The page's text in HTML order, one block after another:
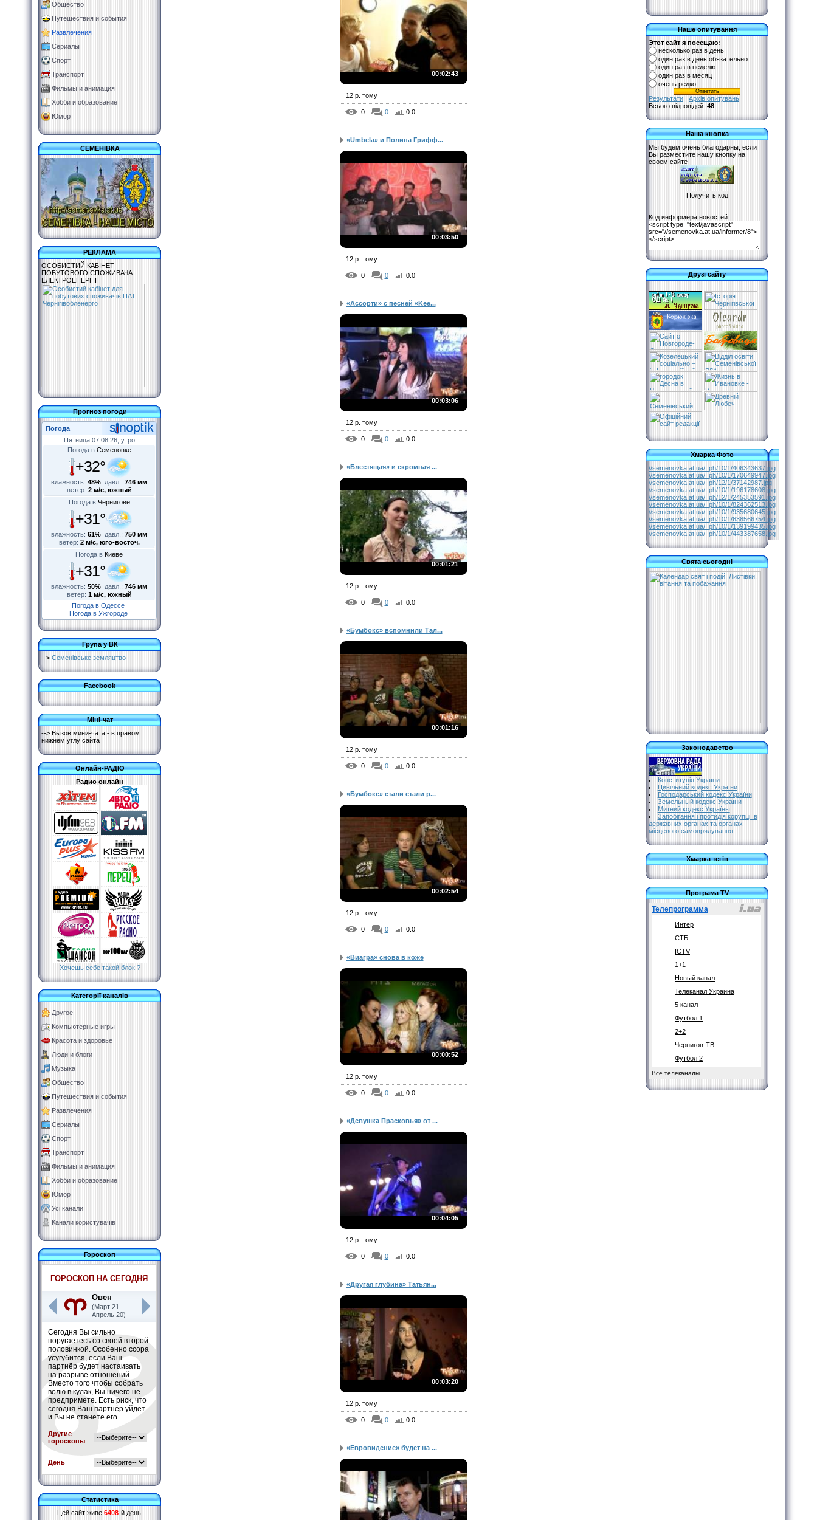
Общество
Путешествия и события
Развлечения
Сериалы
Спорт
Транспорт
Фильмы и анимация
Хобби и образование
Юмор
СЕМЕНІВКА
РЕКЛАМА
ОСОБИСТИЙ КАБІНЕТ
ПОБУТОВОГО СПОЖИВАЧА
ЕЛЕКТРОЕНЕРГІЇ
Прогноз погоди
Погода
Пятница 07.08.26, утро
Погода в Семеновке
+32°
влажность: 48% давл.: 746 мм
ветер: 2 м/с, южный
Погода в Чернигове
+31°
влажность: 61% давл.: 750 мм
ветер: 2 м/с, юго-восточ.
Погода в Киеве
+31°
влажность: 50% давл.: 746 мм
ветер: 1 м/с, южный
Погода в Одессе
Погода в Ужгороде
Група у ВК
--> Семенівське земляцтво
Facebook
Міні-чат
--> Вызов мини-чата - в правом
нижнем углу сайта
Онлайн-РАДІО
Радио онлайн
Хочешь себе такой блок ?
Категорії каналів
Другое
Компьютерные игры
Красота и здоровье
Люди и блоги
Музыка
Общество
Путешествия и события
Развлечения
Сериалы
Спорт
Транспорт
Фильмы и анимация
Хобби и образование
Юмор
Усі канали
Канали користувачів
Гороскоп
ГОРОСКОП НА СЕГОДНЯ
Овен
(Март 21 -
Апрель 20)
Сегодня Вы сильно
поругаетесь со своей второй
половинкой. Особенно ссора
усугубится, если Ваш
партнёр будет настаивать
на разрыве отношений.
Вместо того чтобы собрать
волю в кулак, Вы ничего не
предпримете. Есть риск, что
сегодня Ваш партнёр уйдёт
и Вы не станете его
останавливать. Подробнее
Другие
гороскопы
День
Статистика
Цей сайт живе 6408-й день.
00:02:43
12 р. тому
0 0 0.0
«Umbela» и Полина Грифф...
00:03:50
12 р. тому
0 0 0.0
«Ассорти» с песней «Kee...
00:03:06
12 р. тому
0 0 0.0
«Блестящая» и скромная ...
00:01:21
12 р. тому
0 0 0.0
«Бумбокс» вспомнили Тал...
00:01:16
12 р. тому
0 0 0.0
«Бумбокс» стали стали р...
00:02:54
12 р. тому
0 0 0.0
«Виагра» снова в коже
00:00:52
12 р. тому
0 0 0.0
«Девушка Прасковья» от ...
00:04:05
12 р. тому
0 0 0.0
«Другая глубина» Татьян...
00:03:20
12 р. тому
0 0 0.0
«Евровидение» будет на ...
Наше опитування
Этот сайт я посещаю:
несколько раз в день
один раз в день обязательно
один раз в неделю
один раз в месяц
очень редко
Результати
Архів опитувань
Всього відповідей: 48
Наша кнопка
Мы будем очень благодарны, если
Вы разместите нашу кнопку на
своем сайте
Код информера новостей
Друзі сайту
Хмарка Фото
//semenovka.at.ua/_ph/10/1/406343637.jpg
//semenovka.at.ua/_ph/10/1/170649947.jpg
//semenovka.at.ua/_ph/12/1/37142987.jpg
//semenovka.at.ua/_ph/10/1/196178608.jpg
//semenovka.at.ua/_ph/12/1/245353591.jpg
//semenovka.at.ua/_ph/10/1/824362513.jpg
//semenovka.at.ua/_ph/10/1/935680645.jpg
//semenovka.at.ua/_ph/10/1/638566754.jpg
//semenovka.at.ua/_ph/10/1/139199435.jpg
//semenovka.at.ua/_ph/10/1/443387658.jpg
Свята сьогодні
Законодавство
Конституція України
Цивільний кодекс України
Господарський кодекс України
Земельный кодекс України
Митний кодекс Україны
Запобігання і протидія корупції в
державних органах та органах
місцевого самоврядування
Хмарка тегів
Програма TV
Телепрограмма
Интер
СТБ
ICTV
1+1
Новый канал
Телеканал Украина
5 канал
Футбол 1
2+2
Чернигов-ТВ
Футбол 2
Все телеканалы